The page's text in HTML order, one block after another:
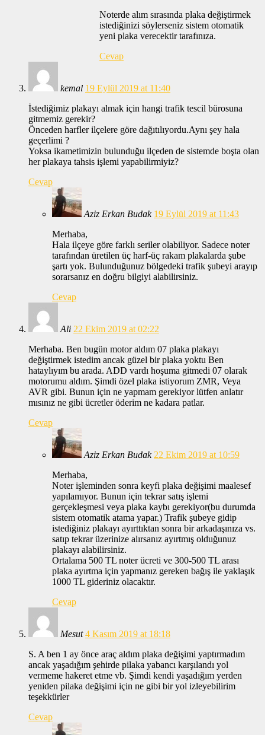
Noterde alım sırasında plaka değiştirmek
istediğinizi söylerseniz sistem otomatik
yeni plaka verecektir tarafınıza.
Cevap
kemal 19 Eylül 2019 at 11:40
İstediğimiz plakayı almak için hangi trafik tescil bürosuna
gitmemiz gerekir?
Önceden harfler ilçelere göre dağıtılıyordu.Aynı şey hala
geçerlimi ?
Yoksa ikametimizin bulunduğu ilçeden de sistemde boşta olan
her plakaya tahsis işlemi yapabilirmiyiz?
Cevap
Aziz Erkan Budak 19 Eylül 2019 at 11:43
Merhaba,
Hala ilçeye göre farklı seriler olabiliyor. Sadece noter
tarafından üretilen üç harf-üç rakam plakalarda şube
şartı yok. Bulunduğunuz bölgedeki trafik şubeyi arayıp
sorarsanız en doğru bilgiyi alabilirsiniz.
Cevap
Ali 22 Ekim 2019 at 02:22
Merhaba. Ben bugün motor aldım 07 plaka plakayı
değiştirmek istedim ancak güzel bir plaka yoktu Ben
hataylıyım bu arada. ADD vardı hoşuma gitmedi 07 olarak
motorumu aldım. Şimdi özel plaka istiyorum ZMR, Veya
AVR gibi. Bunun için ne yapmam gerekiyor lütfen anlatır
mısınız ne gibi ücretler öderim ne kadara patlar.
Cevap
Aziz Erkan Budak 22 Ekim 2019 at 10:59
Merhaba,
Noter işleminden sonra keyfi plaka değişimi maalesef
yapılamıyor. Bunun için tekrar satış işlemi
gerçekleşmesi veya plaka kaybı gerekiyor(bu durumda
sistem otomatik atama yapar.) Trafik şubeye gidip
istediğiniz plakayı ayırttıktan sonra bir arkadaşınıza vs.
satıp tekrar üzerinize alırsanız ayırtmış olduğunuz
plakayı alabilirsiniz.
Ortalama 500 TL noter ücreti ve 300-500 TL arası
plaka ayırtma için yapmanız gereken bağış ile yaklaşık
1000 TL gideriniz olacaktır.
Cevap
Mesut 4 Kasım 2019 at 18:18
S. A ben 1 ay önce araç aldım plaka değişimi yaptırmadım
ancak yaşadığım şehirde pilaka yabancı karşılandı yol
vermeme hakeret etme vb. Şimdi kendi yaşadığım yerden
yeniden pilaka değişimi için ne gibi bir yol izleyebilirim
teşekkürler
Cevap